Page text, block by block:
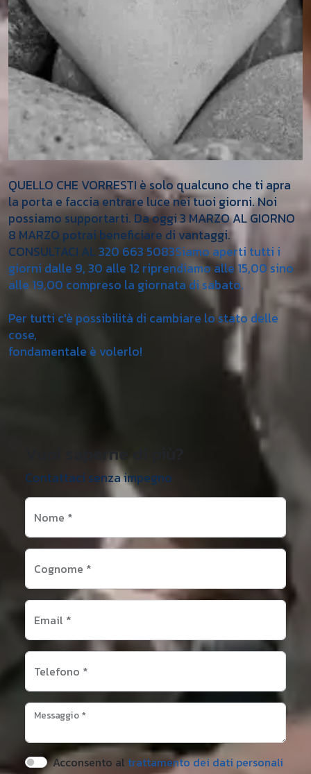
QUELLO CHE VORRESTI è solo qualcuno che ti apra
la porta e faccia entrare luce nei tuoi giorni. Noi
possiamo supportarti. Da oggi 3 MARZO AL GIORNO
8 MARZO potrai beneficiare di vantaggi.
CONSULTACI AL320 663 5083Siamo aperti tutti i
giorni dalle 9, 30 alle 12 riprendiamo alle 15,00 sino
alle 19,00 compreso la giornata di sabato.
​Per tutti c'è possibilità di cambiare lo stato delle
cose,
​fondamentale è volerlo!
Vuoi saperne di più?
Contattaci senza impegno
Nome *
Cognome *
Email *
Telefono *
Messaggio*
Acconsento al trattamento dei dati personali